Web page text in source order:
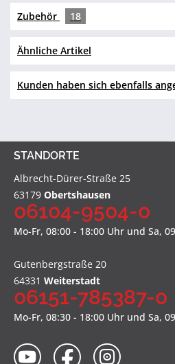
Zubehör 18
Ähnliche Artikel
Kunden haben sich ebenfalls
STANDORTE
Albrecht-Dürer-Straße 25
63179 Obertshausen
06104-9504-0
Mo-Fr, 08:00 - 18:00 Uhr und Sa,
Gutenbergstraße 20
64331 Weiterstadt
06151-785387-0
Mo-Fr, 08:30 - 18:00 Uhr und Sa,